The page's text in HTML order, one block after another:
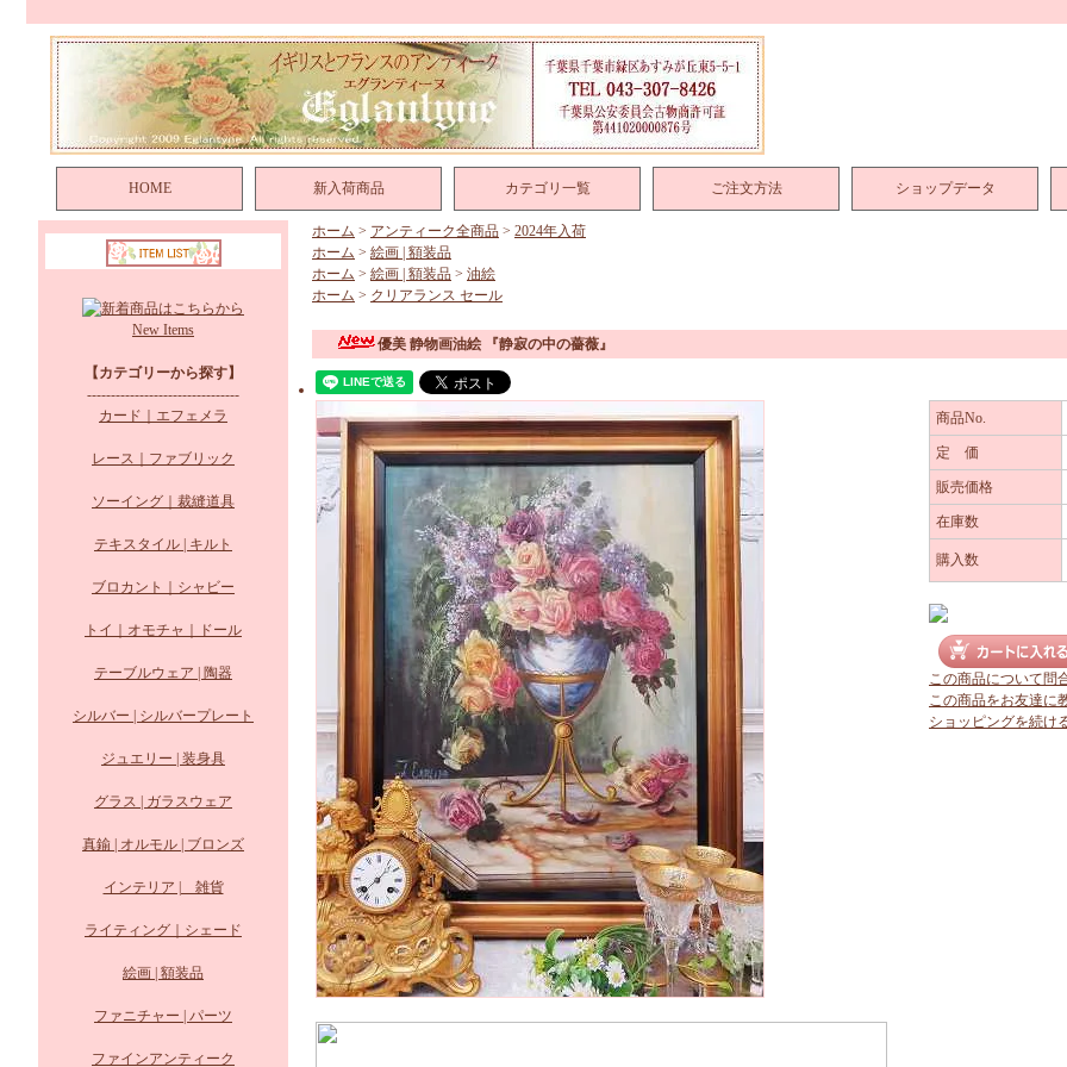
HOME 新入荷商品 カテゴリ一覧 ご注文方法 ショップデータ
New Items
【カテゴリーから探す】
--------------------------------
カード｜エフェメラ
レース｜ファブリック
ソーイング｜裁縫道具
テキスタイル | キルト
ブロカント｜シャビー
トイ｜オモチャ｜ドール
テーブルウェア | 陶器
シルバー | シルバープレート
ジュエリー | 装身具
グラス | ガラスウェア
真鍮 | オルモル | ブロンズ
インテリア | 雑貨
ライティング｜シェード
絵画 | 額装品
ファニチャー | パーツ
ファインアンティーク
ホーム > アンティーク全商品 > 2024年入荷
ホーム > 絵画 | 額装品
ホーム > 絵画 | 額装品 > 油絵
ホーム > クリアランス セール
優美 静物画油絵 『静寂の中の薔薇』
商品No.
定 価
販売価格
在庫数
購入数
この商品について問
この商品をお友達に
ショッピングを続け